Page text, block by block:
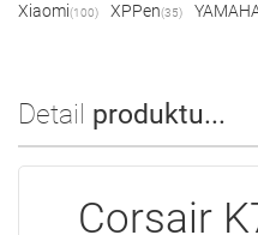
Xiaomi(100) XPPen(35)
Detail produktu...
Corsair